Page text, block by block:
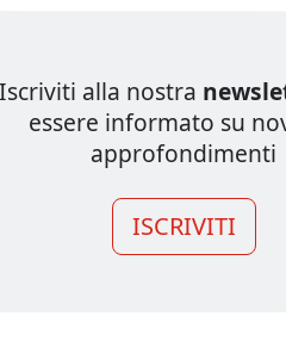
Iscriviti alla nostra
essere informato su
approfondimenti
ISCRIVITI